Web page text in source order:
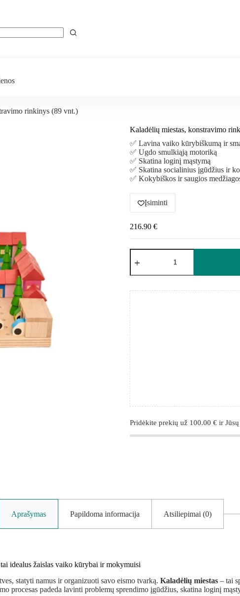
rinkinys (89 vnt.)
Kaladėlių miestas, konstravimo
✅ Lavina vaiko kūrybiškumą ir
✅ Ugdo smulkiąją motoriką
✅ Skatina loginį mąstymą
✅ Skatina socialinius įgūdžius ir
✅ Kokybiškos ir saugios
Įsiminti
216.90 €
Pridėkite prekių už 100.00 €ir Jūsų
Aprašymas Papildoma informacija Atsiliepimai (0)
idealus žaislas vaiko kūrybai ir mokymuisi
statyti namus ir organizuoti savo eismo tvarką. Kaladėlių miestas – tai
procesas padeda lavinti problemų sprendimo įgūdžius, skatina loginį